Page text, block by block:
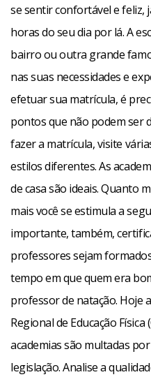
se sentir confortável e feliz,
horas do seu dia por lá. A
bairro ou outra grande
nas suas necessidades e
efetuar sua matrícula, é
pontos que não podem ser
fazer a matrícula, visite
estilos diferentes. As
de casa são ideais. Quanto
mais você se estimula a
importante, também,
professores sejam
tempo em que quem era
professor de natação. Hoje
Regional de Educação Física
academias são multadas
legislação. Analise a